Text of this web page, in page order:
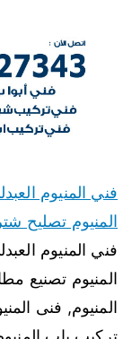
المنيوم تصليح شتر
فني المنيوم
المنيوم تصنيع
المنيوم, فنى